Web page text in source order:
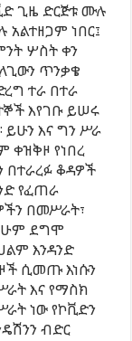
ጊዜ ድርጅቱ ሙሉ
አልተዘጋም ነበር፤
ሦስት ቀን
ጥንቃቄ
ተራ በተራ
እየገቡ ይሠሩ
ይሁን እና ግን ሥራ
ቀዝቅዞ የነበረ
በተራረፉ ቆዳዎች
የፈጠራ
በመሥራት፣
ደግሞ
እንዳንድ
ሲመጡ እነሱን
እና የማስክ
ነው የኮቪድን
ብድር